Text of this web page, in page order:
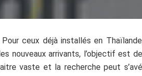
ceux déjà installés en
nouveaux arrivants, l’objectif est
vaste et la recherche peut